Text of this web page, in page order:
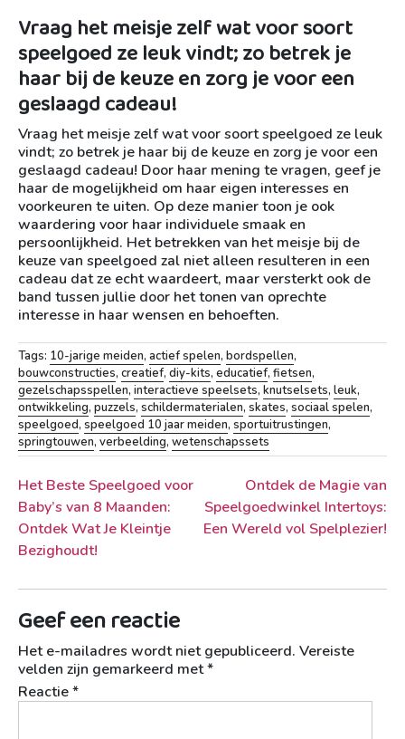
Vraag het meisje zelf wat voor soort
speelgoed ze leuk vindt; zo betrek je
haar bij de keuze en zorg je voor een
geslaagd cadeau!
Vraag het meisje zelf wat voor soort speelgoed ze leuk
vindt; zo betrek je haar bij de keuze en zorg je voor een
geslaagd cadeau! Door haar mening te vragen, geef je
haar de mogelijkheid om haar eigen interesses en
voorkeuren te uiten. Op deze manier toon je ook
waardering voor haar individuele smaak en
persoonlijkheid. Het betrekken van het meisje bij de
keuze van speelgoed zal niet alleen resulteren in een
cadeau dat ze echt waardeert, maar versterkt ook de
band tussen jullie door het tonen van oprechte
interesse in haar wensen en behoeften.
Tags: 10-jarige meiden, actief spelen, bordspellen,
bouwconstructies, creatief, diy-kits, educatief, fietsen,
gezelschapsspellen, interactieve speelsets, knutselsets, leuk,
ontwikkeling, puzzels, schildermaterialen, skates, sociaal spelen,
speelgoed, speelgoed 10 jaar meiden, sportuitrustingen,
springtouwen, verbeelding, wetenschapssets
Berichtnavigatie
Het Beste Speelgoed voor
Baby’s van 8 Maanden:
Ontdek Wat Je Kleintje
Bezighoudt!
Ontdek de Magie van
Speelgoedwinkel Intertoys:
Een Wereld vol Spelplezier!
Geef een reactie
Het e-mailadres wordt niet gepubliceerd. Vereiste
velden zijn gemarkeerd met*
Reactie*